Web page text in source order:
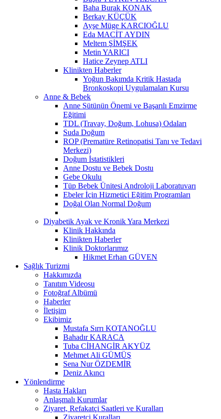
Baha Burak KONAK
Berkay KÜÇÜK
Ayşe Müge KARCIOĞLU
Eda MACİT AYDIN
Meltem ŞİMŞEK
Metin YARICI
Hatice Zeynep ATLI
Klinikten Haberler
Yoğun Bakımda Kritik Hastada
Bronkoskopi Uygulamaları Kursu
Anne & Bebek
Anne Sütünün Önemi ve Başarılı Emzirme
Eğitimi
TDL (Travay, Doğum, Lohusa) Odaları
Suda Doğum
ROP (Prematüre Retinopatisi Tanı ve Tedavi
Merkezi)
Doğum İstatistikleri
Anne Dostu ve Bebek Dostu
Gebe Okulu
Tüp Bebek Ünitesi Androloji Laboratuvarı
Ebeler İçin Hizmetiçi Eğitim Programları
Doğal Olan Normal Doğum
Diyabetik Ayak ve Kronik Yara Merkezi
Klinik Hakkında
Klinikten Haberler
Klinik Doktorlarımız
Hikmet Erhan GÜVEN
Sağlık Turizmi
Hakkımızda
Tanıtım Videosu
Fotoğraf Albümü
Haberler
İletişim
Ekibimiz
Mustafa Sırrı KOTANOĞLU
Bahadır KARACA
Tuba CİHANGİR AKYÜZ
Mehmet Ali GÜMÜŞ
Sena Nur ÖZDEMİR
Deniz Akıncı
Yönlendirme
Hasta Hakları
Anlaşmalı Kurumlar
Ziyaret, Refakatçi Saatleri ve Kuralları
Ziyaretçi Kuralları